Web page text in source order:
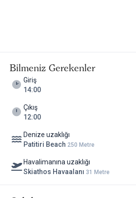
Bilmeniz Gerekenler
Giriş
14:00
Çıkış
12:00
Denize uzaklığı
Patitiri Beach 250 Metre
Havalimanına uzaklığı
Skiathos Havaalanı 31 Metre